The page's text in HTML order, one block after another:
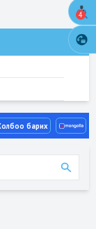
барих
4